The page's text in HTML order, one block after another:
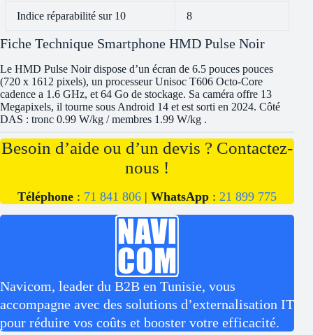
Indice réparabilité sur 10 8
Fiche Technique Smartphone HMD Pulse Noir
Le HMD Pulse Noir dispose d’un écran de 6.5 pouces pouces
(720 x 1612 pixels), un processeur Unisoc T606 Octo-Core
cadence a 1.6 GHz, et 64 Go de stockage. Sa caméra offre 13
Megapixels, il tourne sous Android 14 et est sorti en 2024. Côté
DAS : tronc 0.99 W/kg / membres 1.99 W/kg .
Besoin d’aide ou d’un devis ? Contactez-
nous !
Téléphone : 71 841 806 |WhatsApp :21 899 775
Navicom, leader du B2B en Tunisie, vous
accompagne avec des solutions d’externalisation IT
pour réduire vos coûts et booster votre efficacité.